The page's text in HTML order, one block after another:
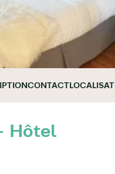
CONTACT
Hôtel